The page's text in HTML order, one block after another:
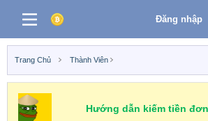
Đăng nhập
Trang Chủ Thành Viên
Hướng dẫn kiếm tiền